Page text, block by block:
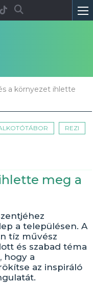
a környezet ihlette
REZI
meg a
a településen. A
tíz művész
és szabad téma
hogy a
az inspiráló